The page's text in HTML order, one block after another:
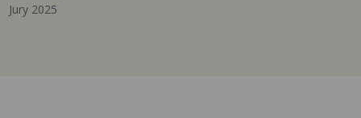
Jury 2025